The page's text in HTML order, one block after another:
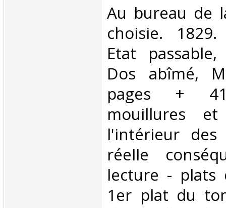
‎Au bureau de
choisie.
Etat
Dos abîmé,
pages +
mouillures
l'intérieur des
réelle
lecture - plats
1er plat du